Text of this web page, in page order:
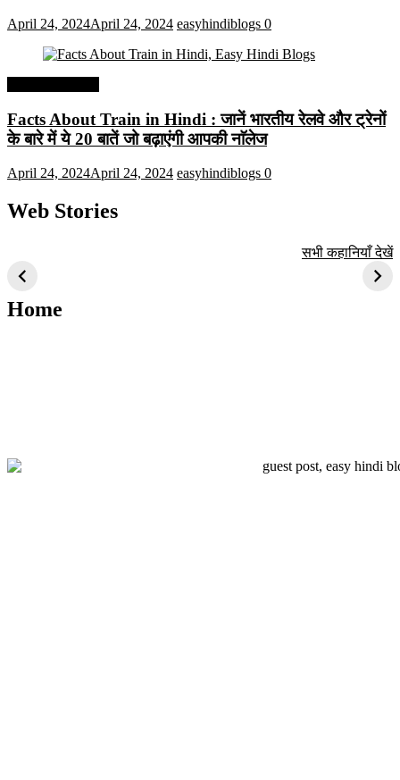
April 24, 2024April 24, 2024 easyhindiblogs 0
Facts About Train in Hindi : जानें भारतीय रेलवे और ट्रेनों
के बारे में ये 20 बातें जो बढ़ाएंगी आपकी नाॅलेज
April 24, 2024April 24, 2024 easyhindiblogs 0
Web Stories
तकनीक जो आपको
2024 के लिए सीखनी
चाहिए
ऐतिहासिक स्थान
सभी कहानियाँ देखें
Home